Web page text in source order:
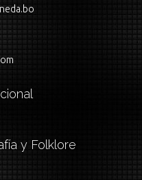
y Folklore